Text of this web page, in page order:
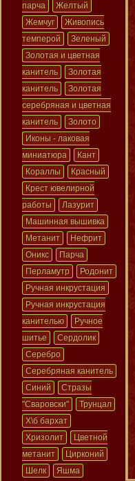
парча
Желтый
Жемчуг
Живопись
темперой
Зеленый
Золотая и цветная
канитель
Золотая
канитель
Золотая
серебряная и цветная
канитель
Золото
Иконы - лаковая
миниатюра
Кант
Кораллы
Красный
Крест ювелирной
работы
Лазурит
Машинная вышивка
Метанит
Нефрит
Оникс
Парча
Перламутр
Родонит
Ручная инкрустация
Ручная инкрустация
канителью
Ручное
шитье
Сердолик
Серебро
Серебряная канитель
Синий
Стразы
"Сваровски"
Трунцал
Х\б бархат
Хризолит
Цветной
метанит
Цирконий
Шелк
Яшма